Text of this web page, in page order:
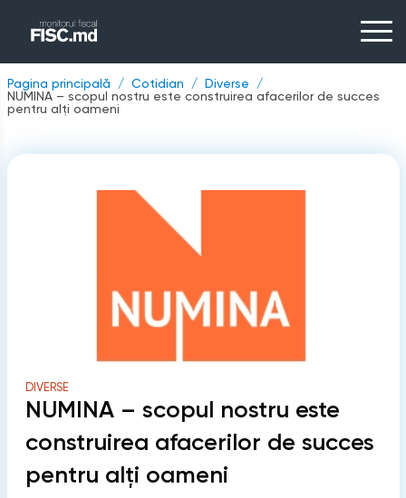
Pagina principală Cotidian
Diverse
NUMINA – scopul nostru este construirea afacerilor de succes
pentru alți oameni
DIVERSE
NUMINA – scopul nostru este
construirea afacerilor de succes
pentru alți oameni